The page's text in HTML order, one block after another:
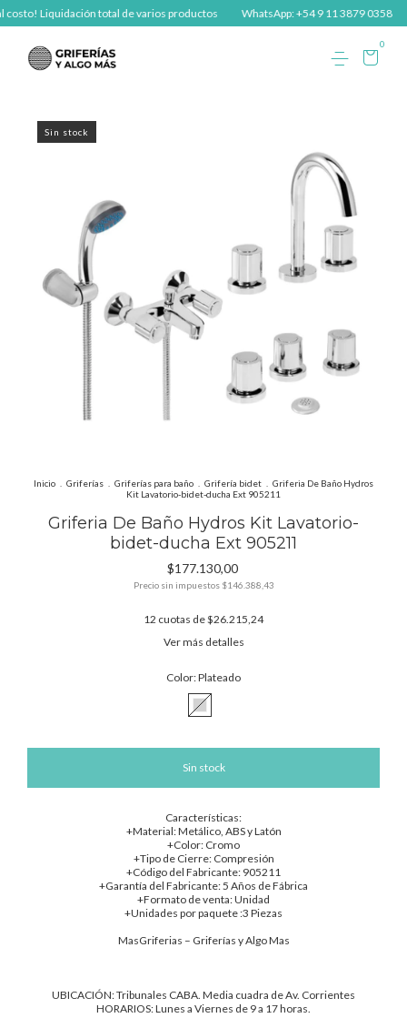
Liquidación total de varios productos WhatsApp: +54 9 11 3879 0358
0
Sin stock
Inicio Griferías Griferías para baño Grifería bidet
Griferia De Baño Hydros
Kit Lavatorio-bidet-ducha Ext 905211
Griferia De Baño Hydros Kit Lavatorio-
bidet-ducha Ext 905211
$177.130,00
Precio sin impuestos $146.388,43
12 cuotas de$26.215,24
Ver más detalles
Color:Plateado
Características:
+Material: Metálico, ABS y Latón
+Color: Cromo
+Tipo de Cierre: Compresión
+Código del Fabricante: 905211
+Garantía del Fabricante: 5 Años de Fábrica
+Formato de venta: Unidad
+Unidades por paquete :3 Piezas
MasGriferias – Griferías y Algo Mas
UBICACIÓN: Tribunales CABA. Media cuadra de Av. Corrientes
HORARIOS: Lunes a Viernes de 9 a 17 horas.